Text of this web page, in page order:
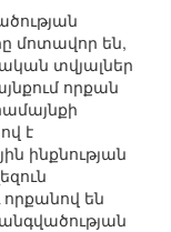
մոտավոր են,
տվյալներ
որքան
է
ինքնության
են